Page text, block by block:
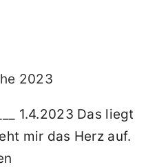
2023
1.4.2023 Das liegt
mir das Herz auf.